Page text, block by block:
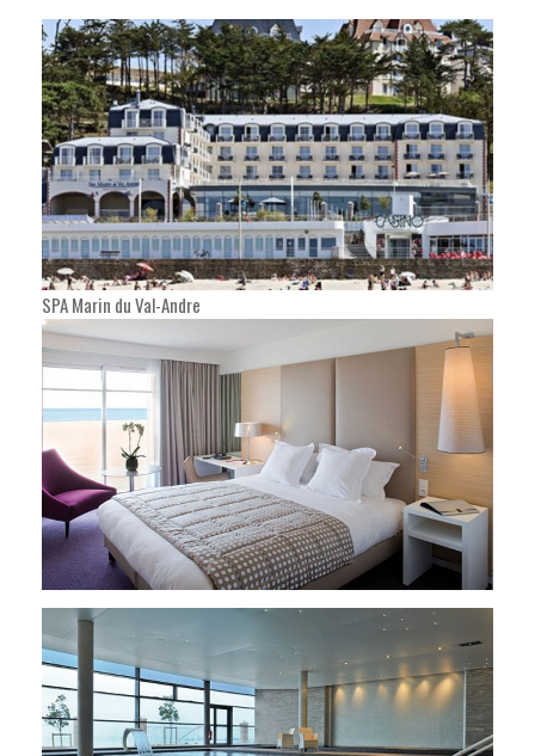
SPA Marin du Val-Andre